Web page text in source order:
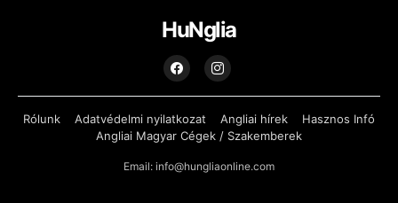
HuNglia
Rólunk Adatvédelmi nyilatkozat Angliai hírek
Hasznos Infó
Angliai Magyar Cégek / Szakemberek
Email: info@hungliaonline.com